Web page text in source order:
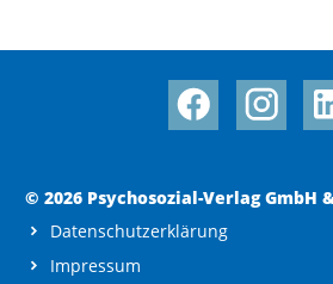
© 2026 Psychosozial-Verlag GmbH
Datenschutzerklärung
Impressum